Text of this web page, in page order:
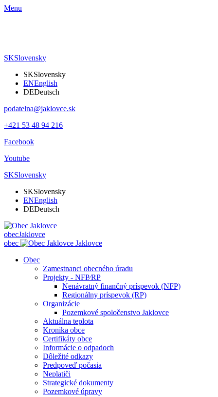
Menu
SKSlovensky
SKSlovensky
ENEnglish
DEDeutsch
podatelna@jaklovce.sk
+421 53 48 94 216
Facebook
Youtube
SKSlovensky
SKSlovensky
ENEnglish
DEDeutsch
obecJaklovce
obec
Jaklovce
Obec
Zamestnanci obecného úradu
Projekty - NFP⁄RP
Nenávratný finančný príspevok (NFP)
Regionálny príspevok (RP)
Organizácie
Pozemkové spoločenstvo Jaklovce
Aktuálna teplota
Kronika obce
Certifikáty obce
Informácie o odpadoch
Dôležité odkazy
Predpoveď počasia
Neplatiči
Strategické dokumenty
Pozemkové úpravy